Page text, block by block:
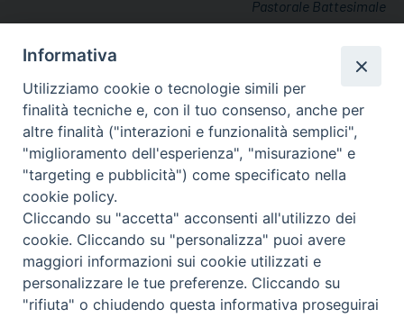
Pastorale Battesimale
via Amedeo Rossi, 28 - 12100 Cuneo
segreteriagenerale@diocesicuneofossano.it
c.f. 96017380047
Informativa
Utilizziamo cookie o tecnologie simili per
finalità tecniche e, con il tuo consenso, anche per
altre finalità ("interazioni e funzionalità semplici",
"miglioramento dell'esperienza", "misurazione" e
"targeting e pubblicità") come specificato nella
cookie policy.
Cliccando su "accetta" acconsenti all'utilizzo dei
cookie. Cliccando su "personalizza" puoi avere
maggiori informazioni sui cookie utilizzati e
personalizzare le tue preferenze. Cliccando su
"rifiuta" o chiudendo questa informativa proseguirai